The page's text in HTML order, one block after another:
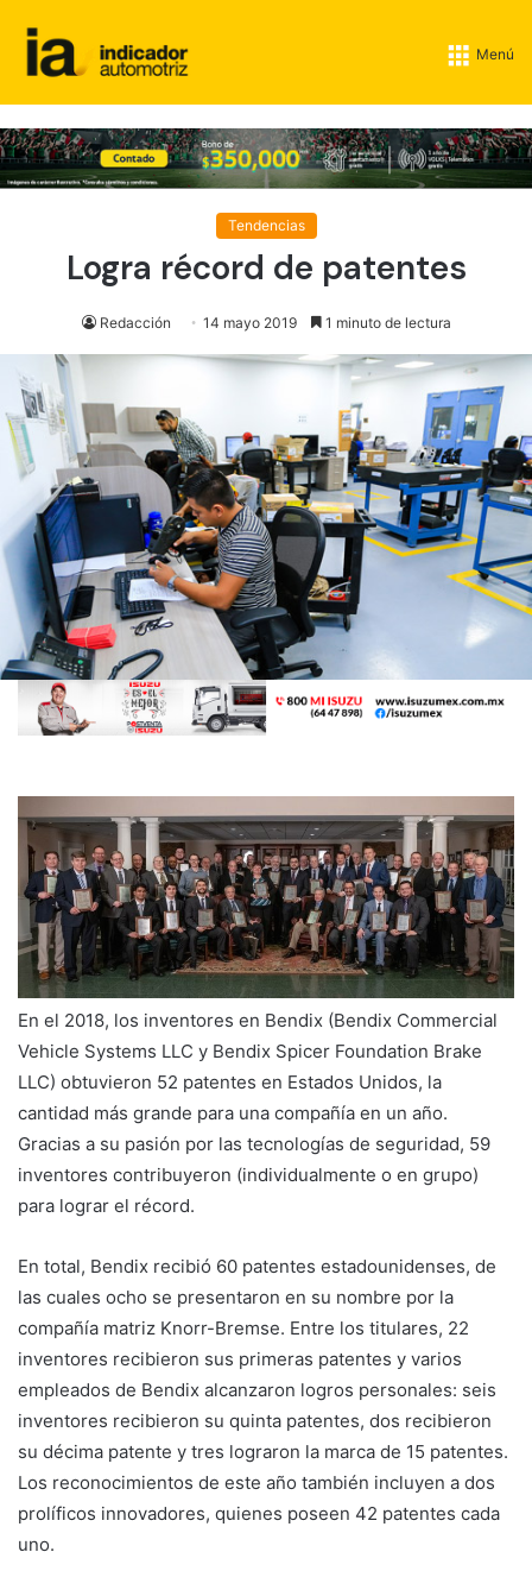
Menú
Tendencias
Logra récord de patentes
Redacción 14 mayo 2019 1 minuto de lectura
En el 2018, los inventores en Bendix (Bendix Commercial
Vehicle Systems LLC y Bendix Spicer Foundation Brake
LLC) obtuvieron 52 patentes en Estados Unidos, la
cantidad más grande para una compañía en un año.
Gracias a su pasión por las tecnologías de seguridad, 59
inventores contribuyeron (individualmente o en grupo)
para lograr el récord.
En total, Bendix recibió 60 patentes estadounidenses, de
las cuales ocho se presentaron en su nombre por la
compañía matriz Knorr-Bremse. Entre los titulares, 22
inventores recibieron sus primeras patentes y varios
empleados de Bendix alcanzaron logros personales: seis
inventores recibieron su quinta patentes, dos recibieron
su décima patente y tres lograron la marca de 15 patentes.
Los reconocimientos de este año también incluyen a dos
prolíficos innovadores, quienes poseen 42 patentes cada
uno.